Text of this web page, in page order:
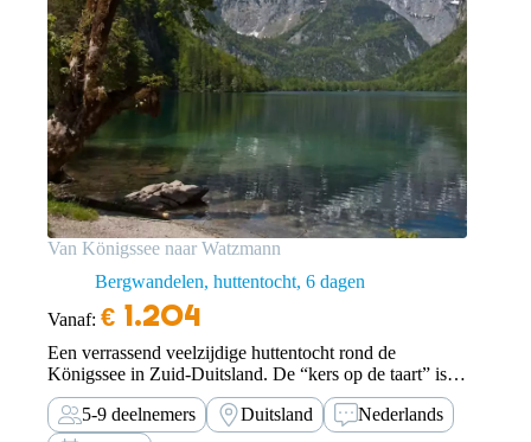
Van Königssee naar Watzmann
Bergwandelen, huttentocht 6 dagen
Vanaf: € 1.204
Een verrassend veelzijdige huttentocht rond de
Königssee in Zuid-Duitsland. De “kers op de taart” is
natuurlijk de beklimming van de Watzmann.
5-9 deelnemers
Duitsland
Nederlands